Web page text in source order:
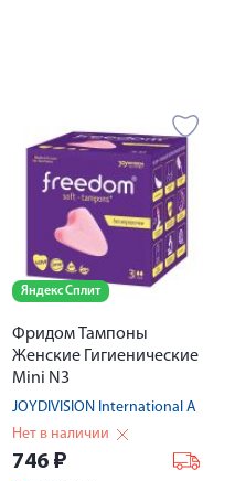
Яндекс Сплит
Фридом Тампоны
Женские Гигиенические
Mini N3
JOYDIVISION International A DE
Нет в наличии
746 ₽